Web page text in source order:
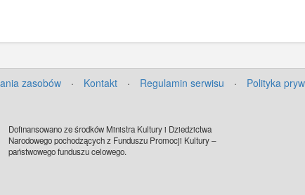
frontowej budynku Poczty Polskiej.
zbiorach IPN, sygnatura:GK-5-1-12-6
zasobów · Kontakt · Regulamin serwisu · Polityka
Dofinansowano ze środków Ministra Kultury i Dziedzictwa
Narodowego pochodzących z Funduszu Promocji Kultury –
państwowego funduszu celowego.